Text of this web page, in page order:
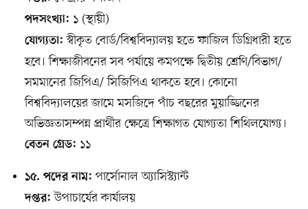
পদসংখ্যা: ১ (স্থায়ী)
যোগ্যতা: স্বীকৃত বোর্ড/বিশ্ববিদ্যালয় হতে ফাজিল ডিগ্রিধারী হতে
হবে। শিক্ষাজীবনের সব পর্যায়ে কমপক্ষে দ্বিতীয় শ্রেণি/বিভাগ/
সমমানের জিপিএ/ সিজিপিএ থাকতে হবে। কোনো
বিশ্ববিদ্যালয়ের জামে মসজিদে পাঁচ বছরের মুয়াজ্জিনের
অভিজ্ঞতাসম্পন্ন প্রার্থীর ক্ষেত্রে শিক্ষাগত যোগ্যতা শিথিলযোগ্য।
বেতন গ্রেড: ১১
১৫. পদের নাম: পার্সোনাল অ্যাসিস্ট্যান্ট
দপ্তর: উপাচার্যের কার্যালয়